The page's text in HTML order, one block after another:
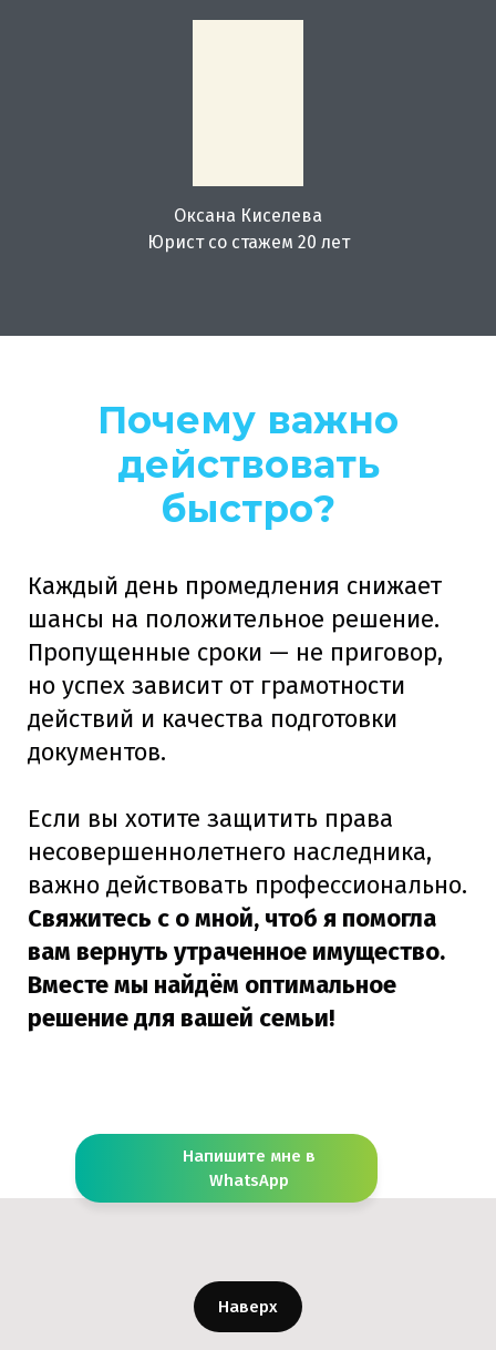
Напишите мне в
WhatsApp
Оксана Киселева
Юрист со стажем 20 лет
Почему важно
действовать
быстро?
Каждый день промедления снижает
шансы на положительное решение.
Пропущенные сроки — не приговор,
но успех зависит от грамотности
действий и качества подготовки
документов.
Если вы хотите защитить права
несовершеннолетнего наследника,
важно действовать профессионально.
Свяжитесь с о мной, чтоб я помогла
вам вернуть утраченное имущество.
Вместе мы найдём оптимальное
решение для вашей семьи!
Наверх